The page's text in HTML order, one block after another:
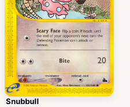
Snubbull